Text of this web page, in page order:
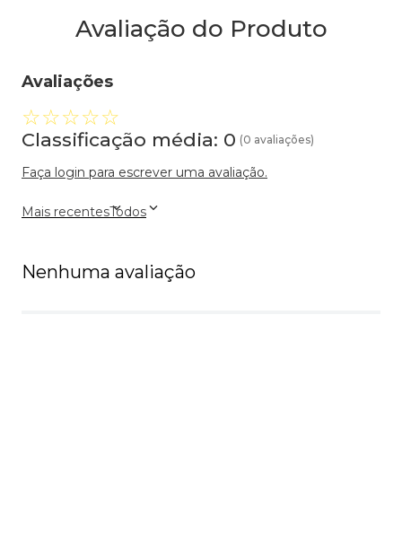
Avaliação do Produto
Avaliações
☆☆☆☆☆
Classificação média: 0 (0 avaliações)
Faça login para escrever uma avaliação.
Mais recentesTodos
Nenhuma avaliação